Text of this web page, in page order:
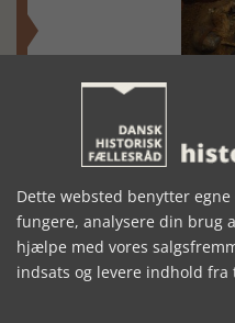
Den største samling af
Silkeborg Hovedgården
Dette websted benytter
fungere, analysere din brug
hjælpe med vores
indsats og levere indhold